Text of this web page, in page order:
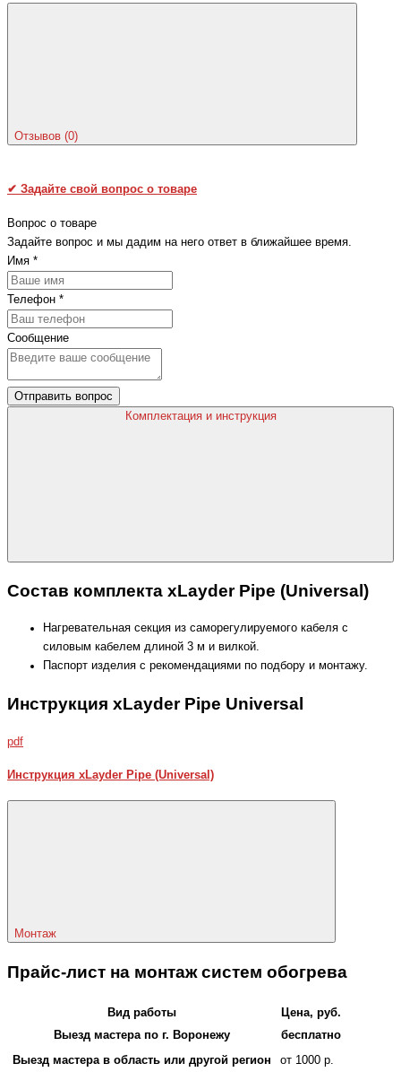
Отзывов (0)
✔ Задайте свой вопрос о товаре
Вопрос о товаре
Задайте вопрос и мы дадим на него ответ в ближайшее время.
Имя *
Телефон *
Сообщение
Отправить вопрос
Комплектация и инструкция
Состав комплекта xLayder Pipe (Universal)
Нагревательная секция из саморегулируемого кабеля с
силовым кабелем длиной 3 м и вилкой.
Паспорт изделия с рекомендациями по подбору и монтажу.
Инструкция xLayder Pipe Universal
pdf
Инструкция xLayder Pipe (Universal)
Монтаж
Прайс-лист на монтаж систем обогрева
Вид работы
Цена, руб.
Выезд мастера по г. Воронежу
бесплатно
Выезд мастера в область или другой регион
от 1000 р.